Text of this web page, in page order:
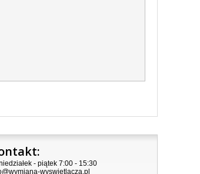
- piątek 7:00 - 15:30
wyswietlacza.pl